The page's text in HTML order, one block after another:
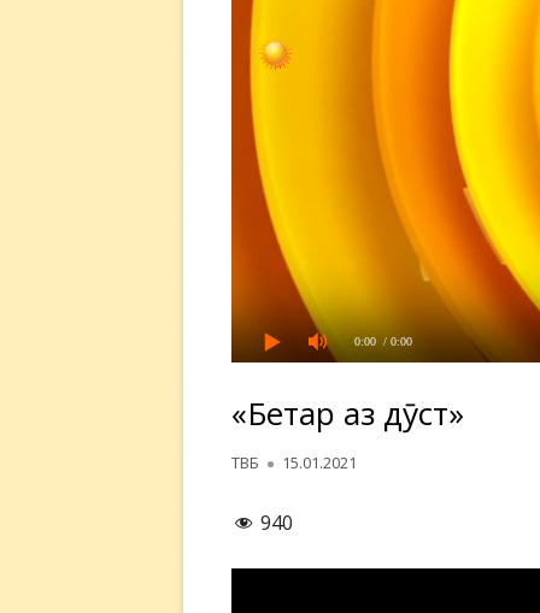
0:00 / 0:00
«Беҳтар аз дӯст»
Автор
ТВБ Опубликовано
15.01.2021
940